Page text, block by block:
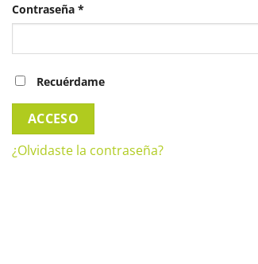
Contraseña *Obligatorio
Recuérdame
ACCESO
¿Olvidaste la contraseña?